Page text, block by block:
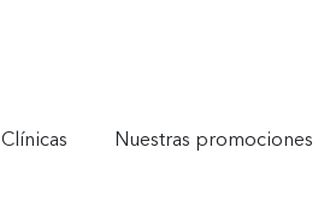
Clínicas Nuestras promociones